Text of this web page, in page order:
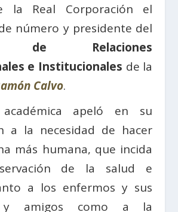
la Real Corporación el
número y presidente del
de Relaciones
e Institucionales de la
Calvo.
apeló en su
a la necesidad de hacer
más humana, que incida
de la salud e
a los enfermos y sus
y amigos como a la